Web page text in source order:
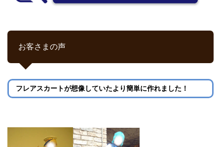
お客さまの声
フレアスカートが想像していたより簡単に作れました！